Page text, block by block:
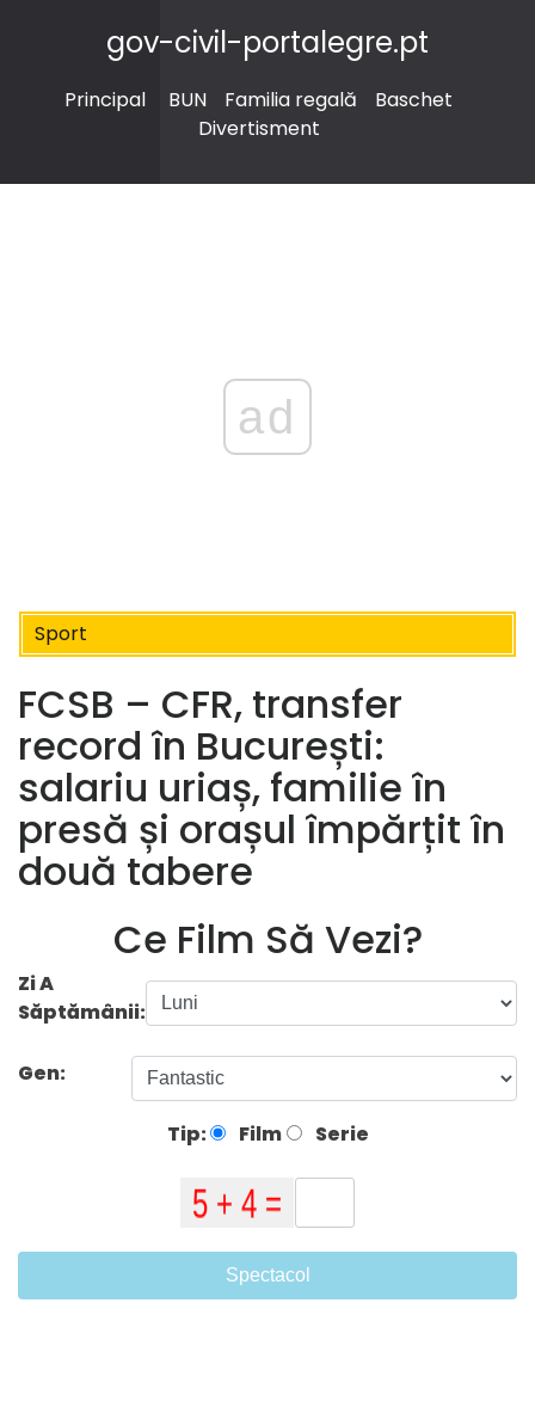
gov-civil-portalegre.pt
Principal BUN Familia regală
Baschet
Divertisment
ad
Sport
FCSB – CFR, transfer
record în București:
salariu uriaș, familie în
presă și orașul împărțit în
două tabere
Ce Film Să Vezi?
Zi A
Săptămânii:
Gen:
Tip: Film Serie
Spectacol